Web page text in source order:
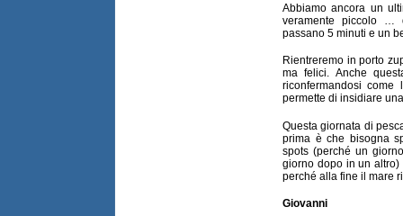
Abbiamo ancora un
veramente piccolo …
passano 5 minuti e un
Rientreremo in porto
ma felici. Anche
riconfermandosi come
permette di insidiare
Questa giornata di
prima è che bisogna
spots (perché un
giorno dopo in un
perché alla fine il mare
Giovanni